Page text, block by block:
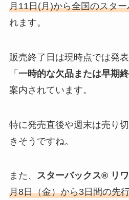
月11日(月)から全国のスタ
れます。
販売終了日は現時点では発
「 一時的な欠品または早期
案内されています。
特に発売直後や週末は売り
きそうですね。
また、 スターバックス® リ
月8日（金）から3日間の先